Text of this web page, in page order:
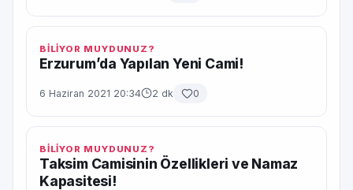
BİLİYOR MUYDUNUZ?
Erzurum’da Yapılan Yeni Cami!
6 Haziran 2021 20:34 2 dk 0
BİLİYOR MUYDUNUZ?
Taksim Camisinin Özellikleri ve Namaz
Kapasitesi!